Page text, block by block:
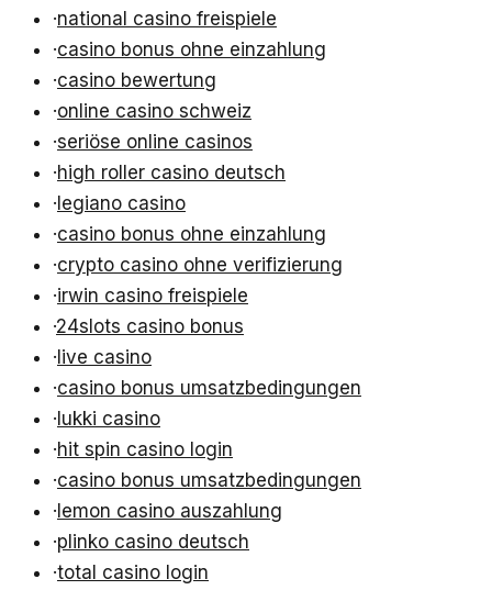
·national casino freispiele
·casino bonus ohne einzahlung
·casino bewertung
·online casino schweiz
·seriöse online casinos
·high roller casino deutsch
·legiano casino
·casino bonus ohne einzahlung
·crypto casino ohne verifizierung
·irwin casino freispiele
·24slots casino bonus
·live casino
·casino bonus umsatzbedingungen
·lukki casino
·hit spin casino login
·casino bonus umsatzbedingungen
·lemon casino auszahlung
·plinko casino deutsch
·total casino login